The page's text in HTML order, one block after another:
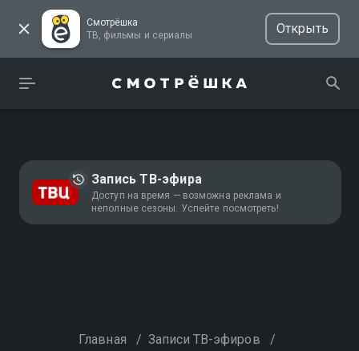
Смотрёшка
ТВ, фильмы и сериалы
Открыть
Запись ТВ-эфира
Доступ на время — возможна реклама и
неполные сезоны. Успейте посмотреть!
Главная / Записи ТВ-эфиров /